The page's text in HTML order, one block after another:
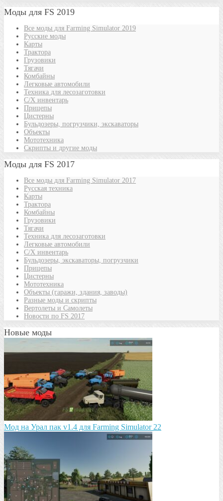
Моды для FS 2019
Все моды для Farming Simulator 2019
Русские моды
Карты
Трактора
Грузовики
Тягачи
Комбайны
Легковые автомобили
Техника для лесозаготовки
С/Х инвентарь
Прицепы
Цистерны
Бульдозеры, погрузчики, экскаваторы
Объекты
Мототехника
Скрипты и другие моды
Моды для FS 2017
Все моды для Farming Simulator 2017
Русская техника
Карты
Трактора
Комбайны
Грузовики
Тягачи
Техника для лесозаготовки
Легковые автомобили
С/Х инвентарь
Бульдозеры, экскаваторы, погрузчики
Прицепы
Цистерны
Мототехника
Объекты (гаражи, здания, заводы)
Разные моды и скрипты
Вертолеты и Самолеты
Новости по FS 2017
Новые моды
Мод на Урал пак v1.4 для Farming Simulator 22